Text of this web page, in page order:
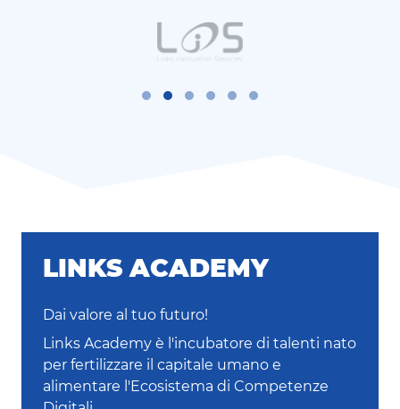
LINKS ACADEMY
Dai valore al tuo futuro!
Links Academy è l'incubatore di talenti nato
per fertilizzare il capitale umano e
alimentare l'Ecosistema di Competenze